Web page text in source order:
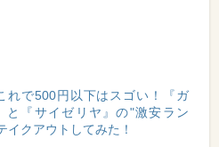
れで500円以下はスゴい！『ガ
と『サイゼリヤ』の"激安ラン
イクアウトしてみた！